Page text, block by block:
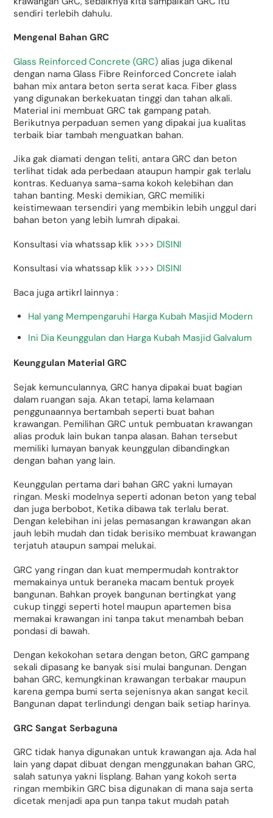
sendiri terlebih dahulu.
Mengenal Bahan GRC
Glass Reinforced Concrete (GRC)alias juga dikenal
dengan nama Glass Fibre Reinforced Concrete ialah
bahan mix antara beton serta serat kaca. Fiber glass
yang digunakan berkekuatan tinggi dan tahan alkali.
Material ini membuat GRC tak gampang patah.
Berikutnya perpaduan semen yang dipakai jua kualitas
terbaik biar tambah menguatkan bahan.
Jika gak diamati dengan teliti, antara GRC dan beton
terlihat tidak ada perbedaan ataupun hampir gak terlalu
kontras. Keduanya sama-sama kokoh kelebihan dan
tahan banting. Meski demikian, GRC memiliki
keistimewaan tersendiri yang membikin lebih unggul dari
bahan beton yang lebih lumrah dipakai.
Konsultasi via whatssap klik >>>> DISINI
Konsultasi via whatssap klik >>>> DISINI
Baca juga artikrl lainnya :
Hal yang Mempengaruhi Harga Kubah Masjid Modern
Ini Dia Keunggulan dan Harga Kubah Masjid Galvalum
Keunggulan Material GRC
Sejak kemunculannya, GRC hanya dipakai buat bagian
dalam ruangan saja. Akan tetapi, lama kelamaan
penggunaannya bertambah seperti buat bahan
krawangan. Pemilihan GRC untuk pembuatan krawangan
alias produk lain bukan tanpa alasan. Bahan tersebut
memiliki lumayan banyak keunggulan dibandingkan
dengan bahan yang lain.
Keunggulan pertama dari bahan GRC yakni lumayan
ringan. Meski modelnya seperti adonan beton yang tebal
dan juga berbobot, Ketika dibawa tak terlalu berat.
Dengan kelebihan ini jelas pemasangan krawangan akan
jauh lebih mudah dan tidak berisiko membuat krawangan
terjatuh ataupun sampai melukai.
GRC yang ringan dan kuat mempermudah kontraktor
memakainya untuk beraneka macam bentuk proyek
bangunan. Bahkan proyek bangunan bertingkat yang
cukup tinggi seperti hotel maupun apartemen bisa
memakai krawangan ini tanpa takut menambah beban
pondasi di bawah.
Dengan kekokohan setara dengan beton, GRC gampang
sekali dipasang ke banyak sisi mulai bangunan. Dengan
bahan GRC, kemungkinan krawangan terbakar maupun
karena gempa bumi serta sejenisnya akan sangat kecil.
Bangunan dapat terlindungi dengan baik setiap harinya.
GRC Sangat Serbaguna
GRC tidak hanya digunakan untuk krawangan aja. Ada hal
lain yang dapat dibuat dengan menggunakan bahan GRC,
salah satunya yakni lisplang. Bahan yang kokoh serta
ringan membikin GRC bisa digunakan di mana saja serta
dicetak menjadi apa pun tanpa takut mudah patah